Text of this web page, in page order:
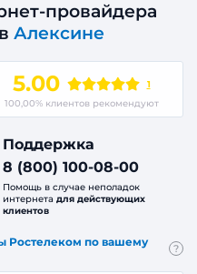
провайдера
Алексине
5.00
1
100,00% клиентов рекомендуют
Поддержка
8 (800) 100-08-00
Помощь в случае неполадок
интернета для действующих
клиентов
Ростелеком по вашему
?